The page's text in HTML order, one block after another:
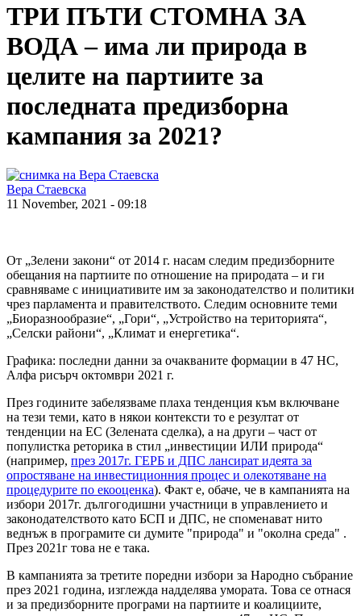
ТРИ ПЪТИ СТОМНА ЗА
ВОДА – има ли природа в
целите на партиите за
последната предизборна
кампания за 2021?
Вера Стаевска
11 November, 2021 - 09:18
От „Зелени закони“ от 2014 г. насам следим предизборните
обещания на партиите по отношение на природата – и ги
сравняваме с инициативите им за законодателство и политики
чрез парламента и правителството. Следим основните теми
„Биоразнообразие“, „Гори“, „Устройство на територията“,
„Селски райони“, „Климат и енергетика“.
Графика: последни данни за очакваните формации в 47 НС,
Алфа рисърч октомври 2021 г.
През годините забелязваме плаха тенденция към включване
на тези теми, като в някои контексти то е резултат от
тенденции на ЕС (Зелената сделка), а на други – част от
популистка реторика в стил „инвестиции ИЛИ природа“
(например, през 2017г. ГЕРБ и ДПС лансират идеята за
опростяване на инвестиционния процес и олекотяване на
процедурите по екооценка). Факт е, обаче, че в кампанията на
избори 2017г. дългогодишни участници в управлението и
законодателството като БСП и ДПС, не споменават нито
веднъж в програмите си думите "природа" и "околна среда" .
През 2021г това не е така.
В кампанията за третите поредни избори за Народно събрание
през 2021 година, изглежда надделява умората. Това се отнася
и за предизборните програми на партиите и коалициите,